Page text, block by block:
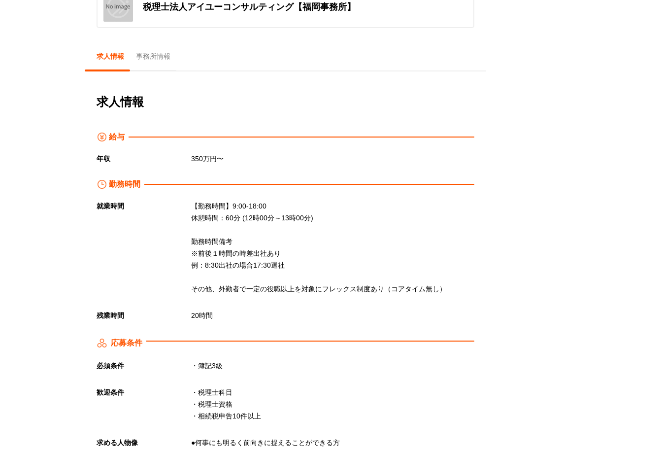
税理士法人アイユーコンサルティング【福岡事務所】
求人情報 事務所情報
求人情報
給与
年収 350万円〜
勤務時間
就業時間
【勤務時間】9:00-18:00
休憩時間：60分 (12時00分～13時00分)
勤務時間備考
※前後１時間の時差出社あり
例：8:30出社の場合17:30退社
その他、外勤者で一定の役職以上を対象にフレックス制度あり（コアタイム無し）
残業時間 20時間
応募条件
必須条件 ・簿記3級
歓迎条件
・税理士科目
・税理士資格
・相続税申告10件以上
求める人物像
●何事にも明るく前向きに捉えることができる方